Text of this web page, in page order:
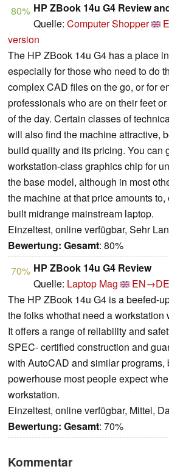
80% HP ZBook 14u G4 Review
Quelle: Computer Shopper
version
The HP ZBook 14u G4 has a place
especially for those who need to do
complex CAD files on the go, or for
professionals who are on their feet
of the day. Certain classes of
will also find the machine attractive,
build quality and its pricing. You can
workstation-class graphics chip for
the base model, although in most
the machine at that price amounts
built midrange mainstream laptop.
Einzeltest, online verfügbar, Sehr
Bewertung: Gesamt: 80%
70% HP ZBook 14u G4 Review
Quelle: Laptop Mag EN→DE
The HP ZBook 14u G4 is a beefed-
the folks whothat need a workstation
It offers a range of reliability and
SPEC- certified construction and
with AutoCAD and similar programs,
powerhouse most people expect
workstation.
Einzeltest, online verfügbar, Mittel,
Bewertung: Gesamt: 70%
Kommentar